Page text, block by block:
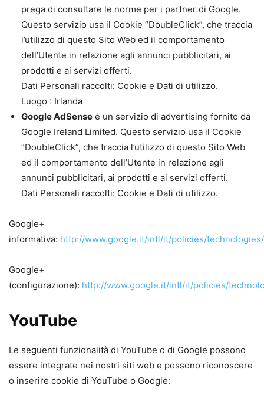
prega di consultare le norme per i partner di Google.
Questo servizio usa il Cookie “DoubleClick”, che traccia
l’utilizzo di questo Sito Web ed il comportamento
dell’Utente in relazione agli annunci pubblicitari, ai
prodotti e ai servizi offerti.
Dati Personali raccolti: Cookie e Dati di utilizzo.
Luogo : Irlanda
Google AdSense è un servizio di advertising fornito da
Google Ireland Limited. Questo servizio usa il Cookie
“DoubleClick”, che traccia l’utilizzo di questo Sito Web
ed il comportamento dell’Utente in relazione agli
annunci pubblicitari, ai prodotti e ai servizi offerti.
Dati Personali raccolti: Cookie e Dati di utilizzo.
Google+
informativa: http://www.google.it/intl/it/policies/
Google+
(configurazione): http://www.google.it/intl/it/policies/
YouTube
Le seguenti funzionalità di YouTube o di Google possono
essere integrate nei nostri siti web e possono riconoscere
o inserire cookie di YouTube o Google: